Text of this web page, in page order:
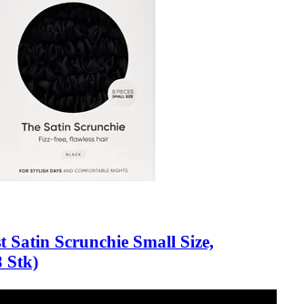
Satin Scrunchie Small Size,
Stk)